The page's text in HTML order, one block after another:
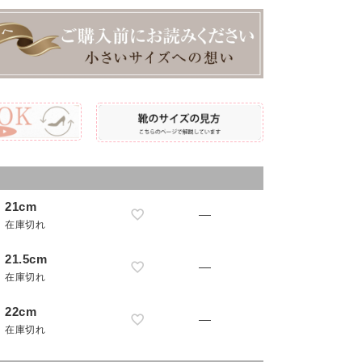
21cm
在庫切れ
—
21.5cm
在庫切れ
—
22cm
在庫切れ
—